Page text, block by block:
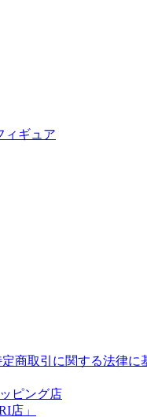
ィギュア
商取引に関する法律に
ピング店
店」